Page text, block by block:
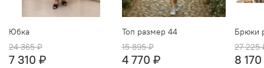
Юбка
24 365 ₽
7 310 ₽
Топ размер 44
15 895 ₽
4 770 ₽
Брюки
27 225
8